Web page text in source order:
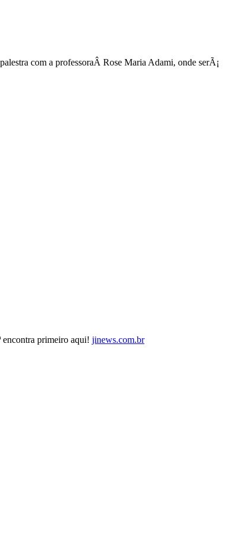
com a professoraÂ Rose Maria Adami, onde serÃ¡
primeiro aqui! jinews.com.br